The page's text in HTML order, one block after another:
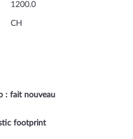
1200.0
CH
: fait nouveau
footprint